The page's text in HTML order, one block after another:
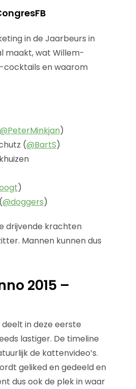
in de Jaarbeurs in
maakt, wat Willem-
cocktails en waarom
@PeterMinkjan)
(@BartS)
)
@doggers)
drijvende krachten
Mannen kunnen dus
2015 –
in deze eerste
lastiger. De timeline
de kattenvideo’s.
geliked en gedeeld en
dus ook de plek in waar